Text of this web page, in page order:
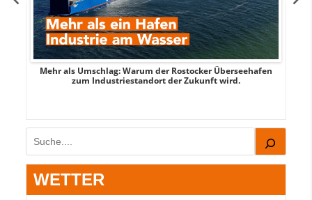
Mehr als Umschlag: Warum der Rostocker Überseehafen
zum Industriestandort der Zukunft wird.
Suchen
WETTER